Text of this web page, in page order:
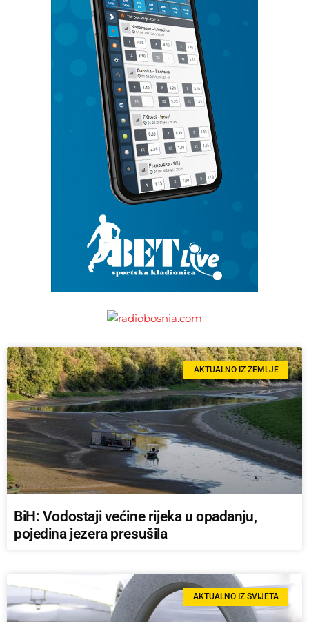
AKTUALNO IZ ZEMLJE
BiH: Vodostaji većine rijeka u opadanju,
pojedina jezera presušila
AKTUALNO IZ SVIJETA